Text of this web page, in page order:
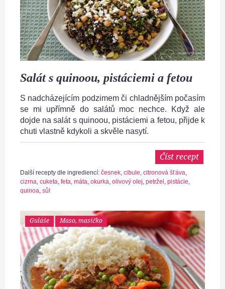
Salát s quinoou, pistáciemi a fetou
S nadcházejícím podzimem či chladnějším počasím
se mi upřímně do salátů moc nechce. Když ale
dojde na salát s quinoou, pistáciemi a fetou, přijde k
chuti vlastně kdykoli a skvěle nasytí.
Číst recept
Další recepty dle ingrediencí: česnek, cibule, citronová šťáva,
cizrna, cuketa, feta, máta, okurka, olivový olej, petržel , pistácie,
quinoa, sůl
Guláše Maso, masíčko